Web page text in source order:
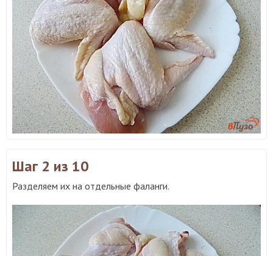
Шаг 2 из 10
Разделяем их на отдельные фаланги.